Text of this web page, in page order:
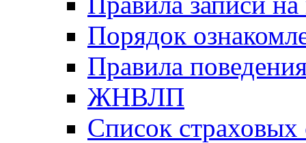
Порядок
Правила
ЖНВЛП
Список страховых